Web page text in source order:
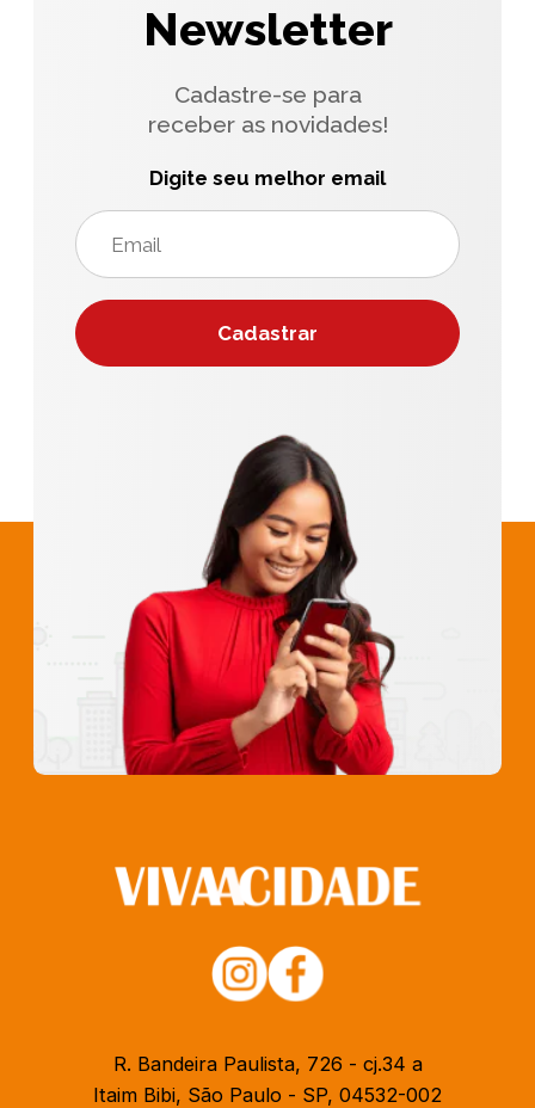
Newsletter
Cadastre-se para
receber as novidades!
Digite seu melhor email
R. Bandeira Paulista, 726 - cj.34 a
Itaim Bibi, São Paulo - SP, 04532-002